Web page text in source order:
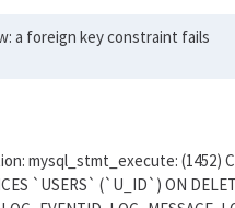
a foreign key constraint fails
mysql_stmt_execute:
`USERS` (`U_ID`) ON